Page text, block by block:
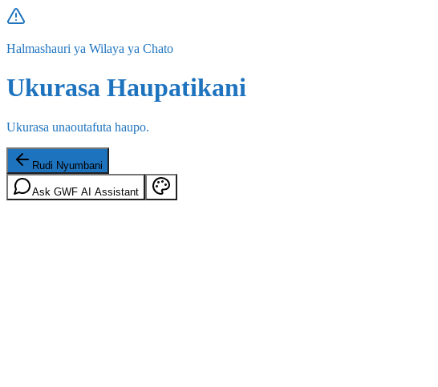
Halmashauri ya Wilaya ya Chato
Ukurasa Haupatikani
Ukurasa unaoutafuta haupo.
Rudi Nyumbani
Ask GWF AI Assistant